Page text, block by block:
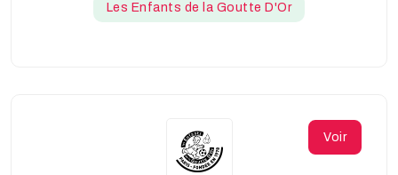
Les Enfants de la Goutte D'Or
Voir